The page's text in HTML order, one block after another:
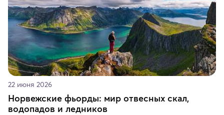
22 июня 2026
Норвежские фьорды: мир отвесных скал,
водопадов и ледников